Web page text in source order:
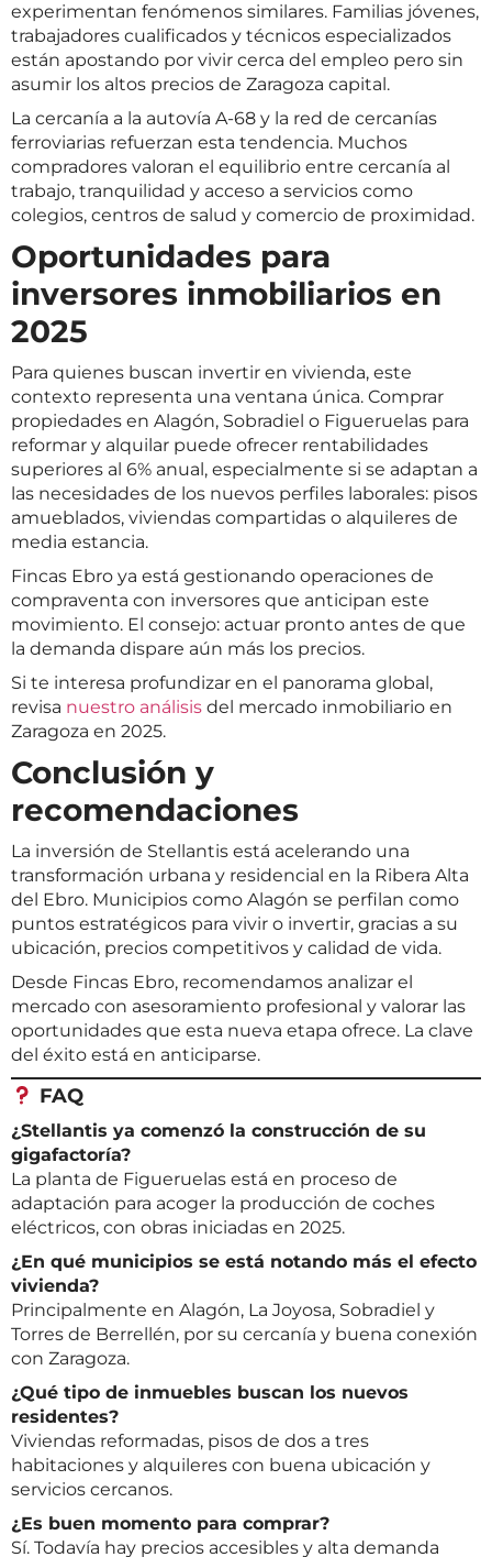
experimentan fenómenos similares. Familias jóvenes,
trabajadores cualificados y técnicos especializados
están apostando por vivir cerca del empleo pero sin
asumir los altos precios de Zaragoza capital.
La cercanía a la autovía A-68 y la red de cercanías
ferroviarias refuerzan esta tendencia. Muchos
compradores valoran el equilibrio entre cercanía al
trabajo, tranquilidad y acceso a servicios como
colegios, centros de salud y comercio de proximidad.
Oportunidades para
inversores inmobiliarios en
2025
Para quienes buscan invertir en vivienda, este
contexto representa una ventana única. Comprar
propiedades en Alagón, Sobradiel o Figueruelas para
reformar y alquilar puede ofrecer rentabilidades
superiores al 6% anual, especialmente si se adaptan a
las necesidades de los nuevos perfiles laborales: pisos
amueblados, viviendas compartidas o alquileres de
media estancia.
Fincas Ebro ya está gestionando operaciones de
compraventa con inversores que anticipan este
movimiento. El consejo: actuar pronto antes de que
la demanda dispare aún más los precios.
Si te interesa profundizar en el panorama global,
revisa nuestro análisis del mercado inmobiliario en
Zaragoza en 2025.
Conclusión y
recomendaciones
La inversión de Stellantis está acelerando una
transformación urbana y residencial en la Ribera Alta
del Ebro. Municipios como Alagón se perfilan como
puntos estratégicos para vivir o invertir, gracias a su
ubicación, precios competitivos y calidad de vida.
Desde Fincas Ebro, recomendamos analizar el
mercado con asesoramiento profesional y valorar las
oportunidades que esta nueva etapa ofrece. La clave
del éxito está en anticiparse.
FAQ
¿Stellantis ya comenzó la construcción de su
gigafactoría?
La planta de Figueruelas está en proceso de
adaptación para acoger la producción de coches
eléctricos, con obras iniciadas en 2025.
¿En qué municipios se está notando más el efecto
vivienda?
Principalmente en Alagón, La Joyosa, Sobradiel y
Torres de Berrellén, por su cercanía y buena conexión
con Zaragoza.
¿Qué tipo de inmuebles buscan los nuevos
residentes?
Viviendas reformadas, pisos de dos a tres
habitaciones y alquileres con buena ubicación y
servicios cercanos.
¿Es buen momento para comprar?
Sí. Todavía hay precios accesibles y alta demanda